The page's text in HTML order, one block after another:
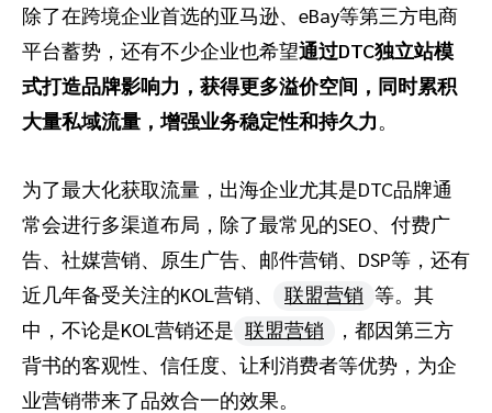
除了在跨境企业首选的亚马逊、eBay等第三方电商
平台蓄势，还有不少企业也希望通过DTC独立站模
式打造品牌影响力，获得更多溢价空间，同时累积
大量私域流量，增强业务稳定性和持久力。
为了最大化获取流量，出海企业尤其是DTC品牌通
常会进行多渠道布局，除了最常见的SEO、付费广
告、社媒营销、原生广告、邮件营销、DSP等，还有
近几年备受关注的KOL营销、
联盟营销 等。其
中，不论是KOL营销还是 联盟营销
，都因第三方
背书的客观性、信任度、让利消费者等优势，为企
业营销带来了品效合一的效果。